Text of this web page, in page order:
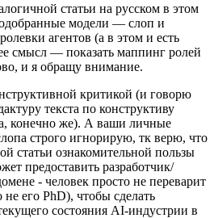
статьи на русском в этом
модели — слоп и
агентов (а в этом и есть
смысл — показать маппинг ролей
и я обращу внимание.
критикой (и говорю
текста по конструктиву
конечно же). А ваши личные
строго игнорирую, тк верю, что
статьи ознакомительной пользы
предоставить разработчик/
- человек просто не переварит
не его PhD), чтобы сделать
состояния AI-индустрии в